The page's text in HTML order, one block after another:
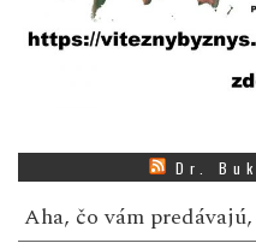
Dr.
Aha, čo vám